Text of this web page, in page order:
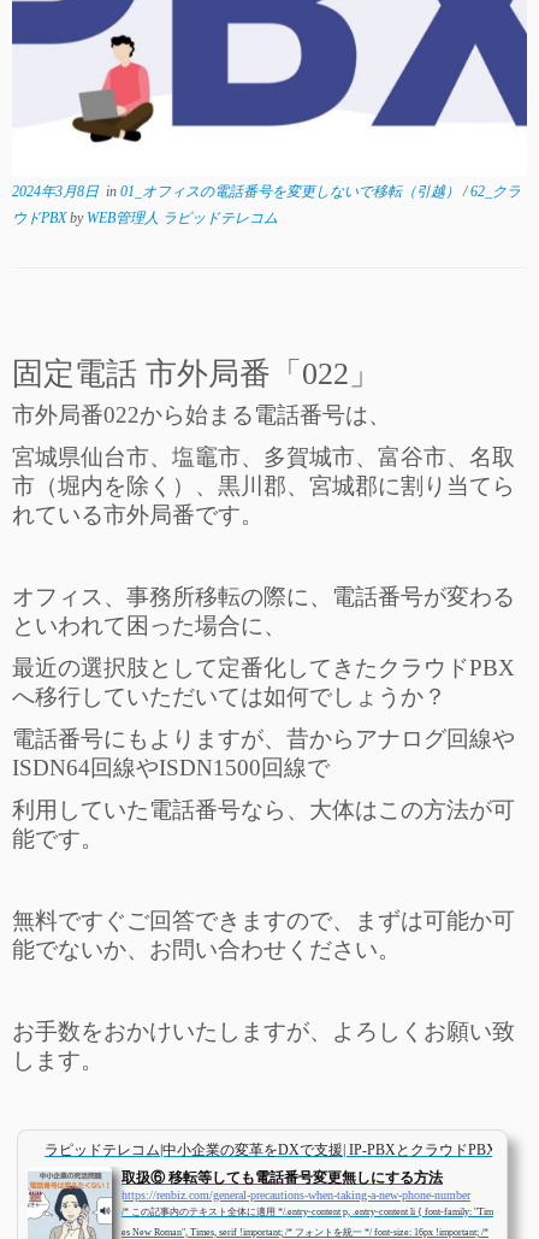
2024年3月8日 in 01_オフィスの電話番号を変更しないで移転（引越）/62_クラ
ウドPBXby WEB管理人 ラピッドテレコム
固定電話 市外局番「022」
市外局番022から始まる電話番号は、
宮城県仙台市、塩竈市、多賀城市、富谷市、名取
市（堀内を除く）、黒川郡、宮城郡に割り当てら
れている市外局番です。
オフィス、事務所移転の際に、電話番号が変わる
といわれて困った場合に、
最近の選択肢として定番化してきたクラウドPBX
へ移行していただいては如何でしょうか？
電話番号にもよりますが、昔からアナログ回線や
ISDN64回線やISDN1500回線で
利用していた電話番号なら、 大体はこの方法が可
能です。
無料ですぐご回答できますので、まずは可能か可
能でないか、お問い合わせください。
お手数をおかけいたしますが、よろしくお願い致
します。
ラピッドテレコム|中小企業の変革をDXで支援| IP-PBXとクラウドPBXとビ
取扱⑥ 移転等しても電話番号変更無しにする方法
https://renbiz.com/general-precautions-when-taking-a-new-phone-number
/* この記事内のテキスト全体に適用 */.entry-content p, .entry-content li { font-family: "Tim
es New Roman", Times, serif !important; /* フォントを統一 */ font-size: 16px !important; /*